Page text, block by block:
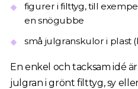
figurer i filttyg, till
en snögubbe
små julgranskulor i plast
En enkel och tacksam idé
julgran i grönt filttyg, sy